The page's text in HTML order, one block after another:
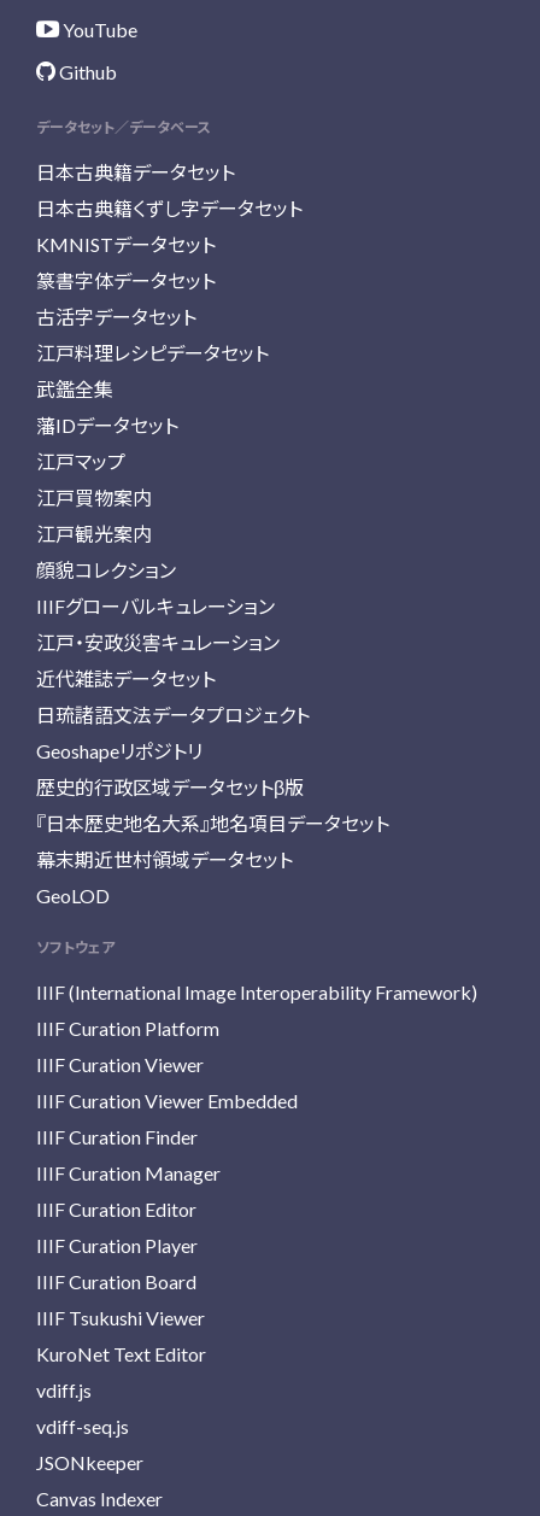
YouTube
Github
データセット／データベース
日本古典籍データセット
日本古典籍くずし字データセット
KMNISTデータセット
篆書字体データセット
古活字データセット
江戸料理レシピデータセット
武鑑全集
藩IDデータセット
江戸マップ
江戸買物案内
江戸観光案内
顔貌コレクション
IIIFグローバルキュレーション
江戸・安政災害キュレーション
近代雑誌データセット
日琉諸語文法データプロジェクト
Geoshapeリポジトリ
歴史的行政区域データセットβ版
『日本歴史地名大系』地名項目データセット
幕末期近世村領域データセット
GeoLOD
ソフトウェア
IIIF (International Image Interoperability Framework)
IIIF Curation Platform
IIIF Curation Viewer
IIIF Curation Viewer Embedded
IIIF Curation Finder
IIIF Curation Manager
IIIF Curation Editor
IIIF Curation Player
IIIF Curation Board
IIIF Tsukushi Viewer
KuroNet Text Editor
vdiff.js
vdiff-seq.js
JSONkeeper
Canvas Indexer